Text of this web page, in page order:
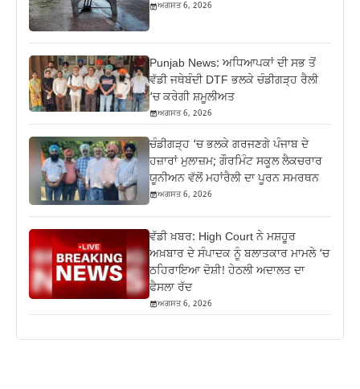
ਅਗਸਤ 6, 2026
Punjab News: ਅਧਿਆਪਕਾਂ ਦੀ ਸਭ ਤੋਂ
ਵੱਡੀ ਜਥੇਬੰਦੀ DTF ਭਲਕੇ ਚੰਡੀਗੜ੍ਹ ਰੈਲੀ
‘ਚ ਕਰੇਗੀ ਸ਼ਮੂਲੀਅਤ
ਅਗਸਤ 6, 2026
ਚੰਡੀਗੜ੍ਹ ‘ਚ ਭਲਕੇ ਗਰਜਣਗੇ ਪੰਜਾਬ ਦੇ
ਹਜ਼ਾਰਾਂ ਮੁਲਾਜ਼ਮ; ਗੌਰਮਿੰਟ ਸਕੂਲ ਲੈਕਚਰਾਰ
ਯੂਨੀਅਨ ਵੱਲੋਂ ਮਹਾਂਰੈਲੀ ਦਾ ਪੂਰਨ ਸਮਰਥਨ
ਅਗਸਤ 6, 2026
ਵੱਡੀ ਖ਼ਬਰ: High Court ਨੇ ਮਸ਼ਹੂਰ
ਅਖ਼ਬਾਰ ਦੇ ਸੰਪਾਦਕ ਨੂੰ ਬਲਾਤਕਾਰ ਮਾਮਲੇ ‘ਚ
ਠਹਿਰਾਇਆ ਦੋਸ਼ੀ! ਹੇਠਲੀ ਅਦਾਲਤ ਦਾ
ਫੈਸਲਾ ਰੱਦ
ਅਗਸਤ 6, 2026